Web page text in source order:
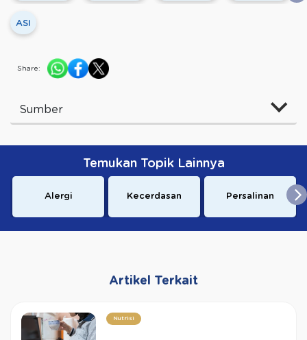
ASI
Share:
Sumber
Temukan Topik Lainnya
Alergi Kecerdasan Persalinan
Artikel Terkait
Nutrisi